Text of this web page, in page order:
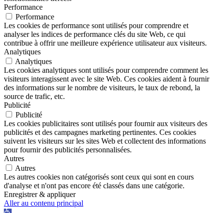
Performance
Performance
Les cookies de performance sont utilisés pour comprendre et
analyser les indices de performance clés du site Web, ce qui
contribue à offrir une meilleure expérience utilisateur aux visiteurs.
Analytiques
Analytiques
Les cookies analytiques sont utilisés pour comprendre comment les
visiteurs interagissent avec le site Web. Ces cookies aident à fournir
des informations sur le nombre de visiteurs, le taux de rebond, la
source de trafic, etc.
Publicité
Publicité
Les cookies publicitaires sont utilisés pour fournir aux visiteurs des
publicités et des campagnes marketing pertinentes. Ces cookies
suivent les visiteurs sur les sites Web et collectent des informations
pour fournir des publicités personnalisées.
Autres
Autres
Les autres cookies non catégorisés sont ceux qui sont en cours
d'analyse et n'ont pas encore été classés dans une catégorie.
Enregistrer & appliquer
Aller au contenu principal
Ouvrir